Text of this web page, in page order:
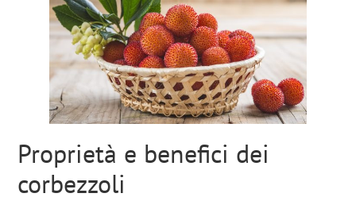
Proprietà e benefici dei
corbezzoli